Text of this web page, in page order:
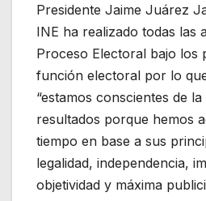
Presidente Jaime Juárez
INE ha realizado todas las
Proceso Electoral bajo los
función electoral por lo
“estamos conscientes de
resultados porque hemos
tiempo en base a sus
legalidad, independencia,
objetividad y máxima